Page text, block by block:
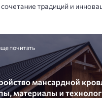
традиций и
почитать
мансардной
материалы и